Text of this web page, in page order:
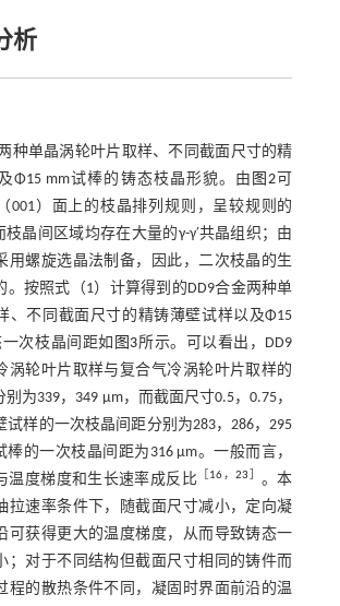
析
种单晶涡轮叶片取样、不同截面尺寸的精
Φ15 mm试棒的铸态枝晶形貌。由 图2 可
001）面上的枝晶排列规则，呈较规则的
枝晶间区域均存在大量的γ-γ′共晶组织；由
用螺旋选晶法制备，因此，二次枝晶的生
。按照式（1） 计算得到的DD9合金两种单
、不同截面尺寸的精铸薄壁试样以及Φ15
次枝晶间距如 图3所示。可以看出，DD9
涡轮叶片取样与复合气冷涡轮叶片取样的
为339，349 μm，而截面尺寸0.5，0.75，
试样的一次枝晶间距分别为283，286，295
棒的一次枝晶间距为316 μm。一般而言，
温度梯度和生长速率成反比
16，23
。本
拉速率条件下，随截面尺寸减小，定向凝
可获得更大的温度梯度，从而导致铸态一
；对于不同结构但截面尺寸相同的铸件而
程的散热条件不同，凝固时界面前沿的温